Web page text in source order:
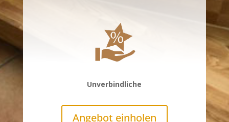
Unverbindliche
Angebot einholen